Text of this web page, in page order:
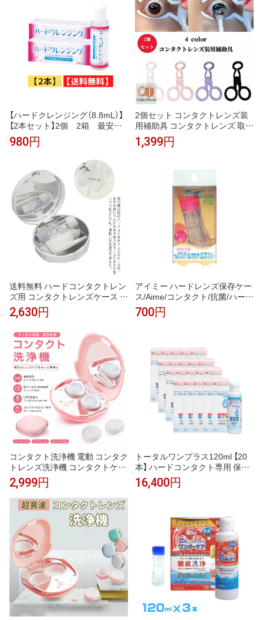
ホワイト パープル
【ハードクレンジング（8.8mL）】
【2本セット】2個 2箱 最安
値 ★送料無料★ハードコンタ
クトレンズに使用★化粧汚れな
どに、強力スッキリ洗浄★送料
込！当店実店舗でも、お客様の
お墨付き★激安でお気軽にどう
ぞ★ 154
980円
2個セット コンタクトレンズ装
用補助具 コンタクトレンズ 取り
外し器 カラーコンタクトレンズ
挿入ツール ソフト眼鏡クリップ
簡単にします ピンク ブラック
ホワイト パープル
1,399円
送料無料 ハードコンタクトレン
ズ用 コンタクトレンズケース コ
ンタクトケース カラーコンタク
ト ハードレンズケース レンズケ
持ち運び 収納ケース 保存ケース
旅行 携帯 おしゃれ かわいい シ
ンプル セット
2,630円
アイミー ハードレンズ保存ケー
ス/Aime/コンタクト/抗菌/ハード
用/青/ピンク/抗菌/酸素透過性ハ
ードレンズ用保存ケース
700円
コンタクト洗浄機 電動 コンタク
トレンズ洗浄機 コンタクトケー
ス タンパク質除去 約3分高速洗
浄 ミラー付き USB充電 ハー
ド・ソフト・カラコン対応 携帯
用 旅行 出張
2,999円
トータルワンプラス120ml 【20
本】 ハードコンタクト専用 保存
洗浄 タンパク除去 潤い成分配合
メーカー正規品 安心の日本製 使
16,400円